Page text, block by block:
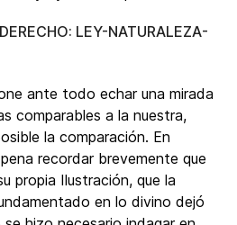
LEY-NATURALEZA-
ante todo echar una mirada
comparables a la nuestra,
la comparación. En
recordar brevemente que
propia Ilustración, que la
en lo divino dejó